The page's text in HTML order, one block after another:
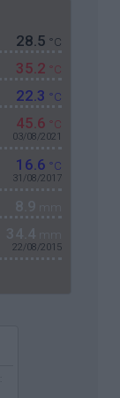
28.5 °C
35.2 °C
22.3 °C
45.6 °C
03/08/2021
16.6 °C
31/08/2017
8.9 mm
34.4 mm
22/08/2015